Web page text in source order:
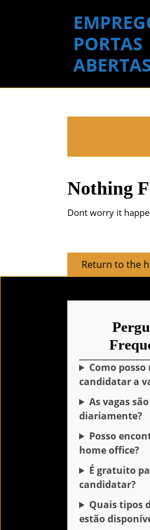
PORTAS
Nothing
Dont worry it
Return to the
Como posso
candidatar a
As vagas
diariamente?
Posso
home office?
É gratuito
candidatar?
Quais tipos
estão